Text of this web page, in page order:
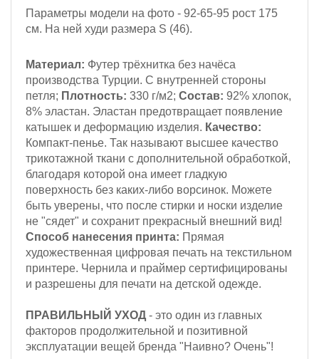
Параметры модели на фото - 92-65-95 рост 175
см. На ней худи размера S (46).
Материал: Футер трёхнитка без начёса
производства Турции. С внутренней стороны
петля; Плотность: 330 г/м2; Состав: 92% хлопок,
8% эластан. Эластан предотвращает появление
катышек и деформацию изделия. Качество:
Компакт-пенье. Так называют высшее качество
трикотажной ткани с дополнительной обработкой,
благодаря которой она имеет гладкую
поверхность без каких-либо ворсинок. Можете
быть уверены, что после стирки и носки изделие
не "сядет" и сохранит прекрасный внешний вид!
Способ нанесения принта: Прямая
художественная цифровая печать на текстильном
принтере. Чернила и праймер сертифицированы
и разрешены для печати на детской одежде.
ПРАВИЛЬНЫЙ УХОД - это один из главных
факторов продолжительной и позитивной
эксплуатации вещей бренда "Наивно? Очень"!